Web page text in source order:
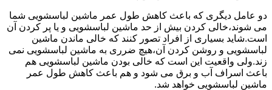
دو عامل دیگری که باعث کاهش طول عمر ماشین لباسشویی شما
می شوند،خالی کردن بیش از حد ماشین لباسشویی و یا پر کردن آن
است.شاید بسیاری از افراد تصور کنند که خالی ماندن ماشین
لباسشویی و روشن کردن آن،هیچ ضرری به ماشین لباسشویی نمی
زند.ولی واقعیت این است که خالی بودن ماشین لباسشویی هم
باعث اسراف آب و برق می شود و هم باعث کاهش طول عمر
ماشین لباسشویی خواهد شد.